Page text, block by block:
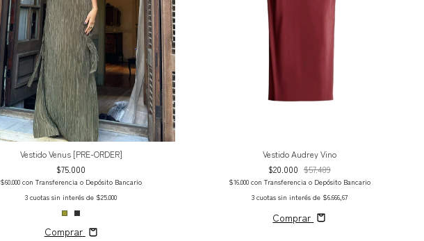
Vestido Venus [PRE-ORDER]
$75.000
$60.000con Transferencia o Depósito Bancario
3 cuotas sin interés de $25.000
Comprar
Vestido Audrey Vino
$20.000 $57.489
$16.000 con Transferencia o Depósito Bancario
3 cuotas sin interés de $6.666,67
Comprar